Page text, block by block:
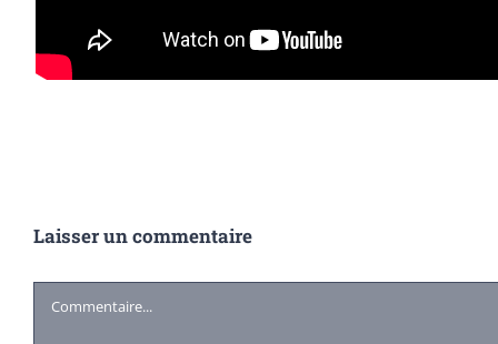
Laisser un commentaire
Commentaire